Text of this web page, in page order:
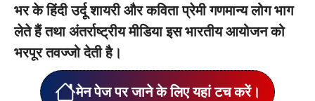
भर के हिंदी उर्दू शायरी और कविता प्रेमी गणमान्य लोग भाग
लेते हैं तथा अंतर्राष्ट्रीय मीडिया इस भारतीय आयोजन को
भरपूर तवज्जो देती है।
मेन पेज पर जाने के लिए यहां टच करें।